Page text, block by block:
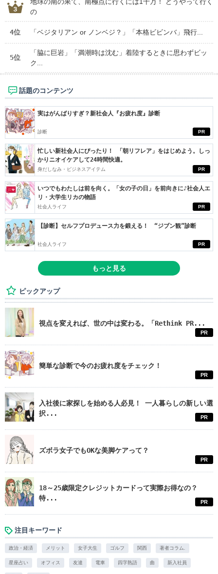
の
4位 「ベジタリアン or ノンベジ？」「本格ビビンバ」飛行...
5位
「脇に巨岩」「満潮時は沈む」着陸するときに思わずビッ
ク...
話題のコンテンツ
PR
実はがんばりすぎ？新社会人『お疲れ度』診断
診断
PR
忙しい新社会人にぴったり！ 「朝リフレア」をはじめよう。しっ
かりニオイケアして24時間快適。
身だしなみ・ビジネスアイテム
PR
いつでもわたしは前を向く。「女の子の日」を前向きに♪社会人エ
リ・大学生リカの物語
社会人ライフ
PR
【診断】セルフプロデュース力を鍛える！ “ジブン観”診断
社会人ライフ
もっと見る
ピックアップ
視点を変えれば、世の中は変わる。「Rethink PR...
PR
簡単な診断で今のお疲れ度をチェック！
PR
入社後に家探しを始める人必見！ 一人暮らしの新しい選
択...
PR
ズボラ女子でもOKな美脚ケアって？
PR
18～25歳限定クレジットカードって実際お得なの？
特...
PR
注目キーワード
政治・経済 メリット 女子大生 ゴルフ 関西 著者コラム.
星座占い オフィス 友達 電車 四字熟語 曲 新入社員